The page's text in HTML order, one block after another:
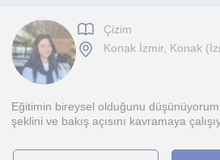
Çizim
Konak İzmir, Konak
Eğitimin bireysel olduğunu
şeklini ve bakış açısını kavramaya